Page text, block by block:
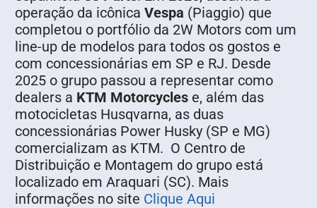
operação da icônica Vespa (Piaggio) que
completou o portfólio da 2W Motors com um
line-up de modelos para todos os gostos e
com concessionárias em SP e RJ. Desde
2025 o grupo passou a representar como
dealers a KTM Motorcycles e, além das
motocicletas Husqvarna, as duas
concessionárias Power Husky (SP e MG)
comercializam as KTM. O Centro de
Distribuição e Montagem do grupo está
localizado em Araquari (SC). Mais
informações no site Clique Aqui